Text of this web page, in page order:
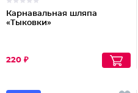
Карнавальная шляпа
«Тыковки»
220 ₽